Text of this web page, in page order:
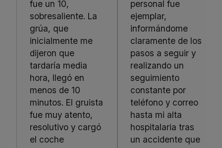
fue un 10,
sobresaliente. La
grúa, que
inicialmente me
dijeron que
tardaría media
hora, llegó en
menos de 10
minutos. El gruista
fue muy atento,
resolutivo y cargó
el coche
personal fue
ejemplar,
informándome
claramente de los
pasos a seguir y
realizando un
seguimiento
constante por
teléfono y correo
hasta mi alta
hospitalaria tras
un accidente que